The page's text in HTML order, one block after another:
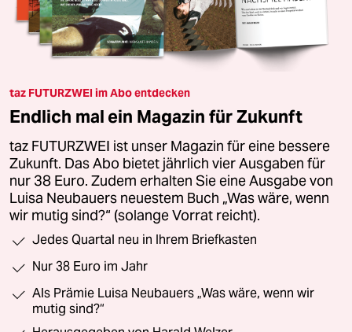
taz FUTURZWEI im Abo entdecken
Endlich mal ein Magazin für Zukunft
taz FUTURZWEI ist unser Magazin für eine bessere
Zukunft. Das Abo bietet jährlich vier Ausgaben für
nur 38 Euro. Zudem erhalten Sie eine Ausgabe von
Luisa Neubauers neuestem Buch „Was wäre, wenn
wir mutig sind?“ (solange Vorrat reicht).
Jedes Quartal neu in Ihrem Briefkasten
Nur 38 Euro im Jahr
Als Prämie Luisa Neubauers „Was wäre, wenn wir
mutig sind?“